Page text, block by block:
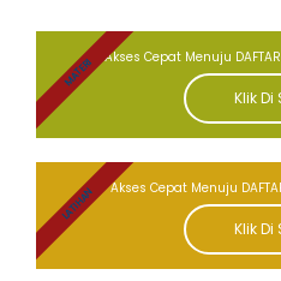
Akses Cepat Menuju
Klik Di
MATERI
Akses Cepat Menuju
Klik Di
LATIHAN